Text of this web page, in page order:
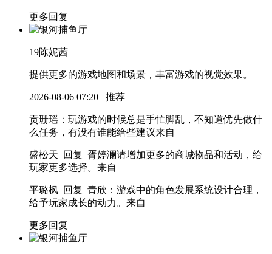
更多回复
19陈妮茜
提供更多的游戏地图和场景，丰富游戏的视觉效果。
2026-08-06 07:20 推荐
贡珊瑶 ：玩游戏的时候总是手忙脚乱，不知道优先做什
么任务，有没有谁能给些建议来自
盛松天 回复 胥婷澜请增加更多的商城物品和活动，给
玩家更多选择。 来自
平璐枫 回复 青欣 ：游戏中的角色发展系统设计合理，
给予玩家成长的动力。 来自
更多回复